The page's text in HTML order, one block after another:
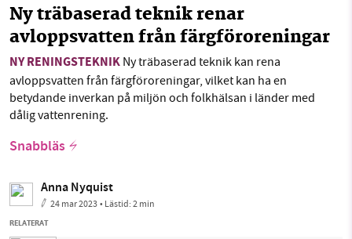
Ny träbaserad teknik renar
avloppsvatten från färgföroreningar
NY RENINGSTEKNIK Ny träbaserad teknik kan rena
avloppsvatten från färgföroreningar, vilket kan ha en
betydande inverkan på miljön och folkhälsan i länder med
dålig vattenrening.
Snabbläs
Anna Nyquist
24 mar 2023• Lästid:2 min
RELATERAT